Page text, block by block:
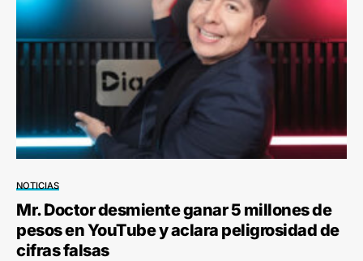
NOTICIAS
Mr. Doctor desmiente ganar 5 millones de
pesos en YouTube y aclara peligrosidad de
cifras falsas